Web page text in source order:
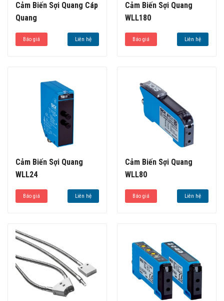
Cảm Biến Sợi Quang Cáp
Quang
Báo giá Liên hệ
Cảm Biến Sợi Quang
WLL180
Báo giá Liên hệ
Cảm Biến Sợi Quang
WLL24
Báo giá Liên hệ
Cảm Biến Sợi Quang
WLL80
Báo giá Liên hệ